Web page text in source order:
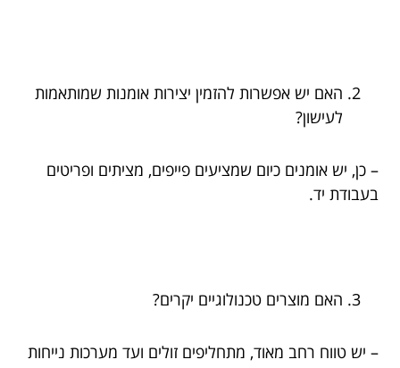
האם יש אפשרות להזמין יצירות אומנות שמותאמות
לעישון?
– כן, יש אומנים כיום שמציעים פייפים, מציתים ופריטים
בעבודת יד.
האם מוצרים טכנולוגיים יקרים?
– יש טווח רחב מאוד, מתחליפים זולים ועד מערכות נייחות